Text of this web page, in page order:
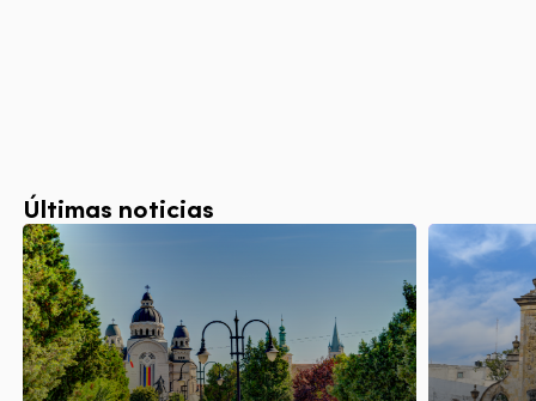
Últimas noticias